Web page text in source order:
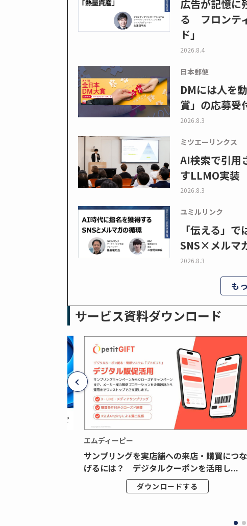
広告が記憶に
る フロンテ
ド」
2026.8.4
日本郵便
DMには人を
賞」の応募受
2026.8.3
ミツエーリンクス
AI検索で引用
すLLMO実装
2026.8.3
ユミルリンク
「伝える」
SNS×メルマ
2026.8.3
も
サービス資料ダウンロード
エムディーピー
サンプリングを実店舗への来店・購買につな
げるには？ デジタルクーポンを活用し...
ダウンロードする